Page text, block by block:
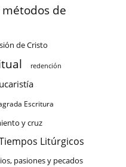
de
de Cristo
redención
Escritura
y cruz
Litúrgicos
pasiones y pecados